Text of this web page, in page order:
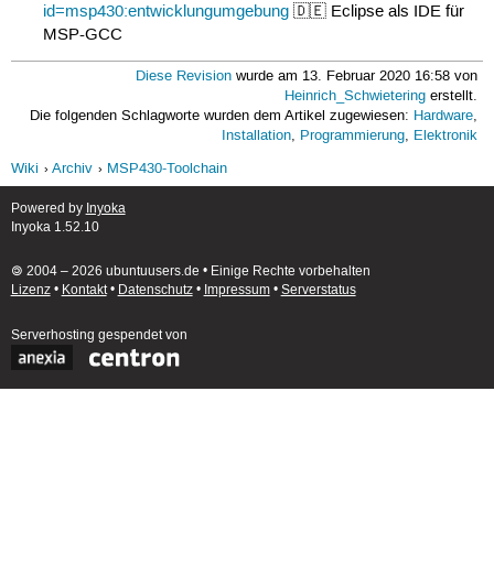
id=msp430:entwicklungumgebung 🇩🇪 Eclipse als IDE für
MSP-GCC
Diese Revision wurde am 13. Februar 2020 16:58 von
Heinrich_Schwietering erstellt.
Die folgenden Schlagworte wurden dem Artikel zugewiesen: Hardware,
Installation, Programmierung, Elektronik
Wiki
Archiv MSP430-Toolchain
Powered by Inyoka
Inyoka 1.52.10
🄯 2004 – 2026 ubuntuusers.de • Einige Rechte vorbehalten
Lizenz• Kontakt• Datenschutz• Impressum• Serverstatus
Serverhosting gespendet von